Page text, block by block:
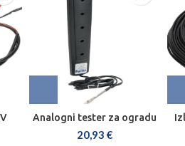
Analogni tester za ogradu
20,93 €